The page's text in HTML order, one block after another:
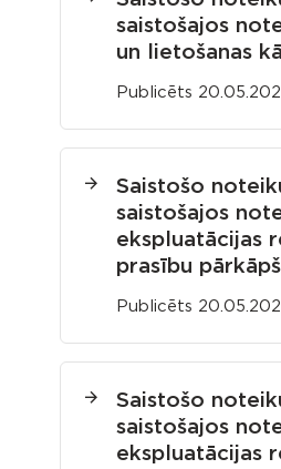
saistošajos
un lietošanas
Publicēts
Saistošo
saistošajos
ekspluatācijas
prasību
Publicēts
Saistošo
saistošajos
ekspluatācijas